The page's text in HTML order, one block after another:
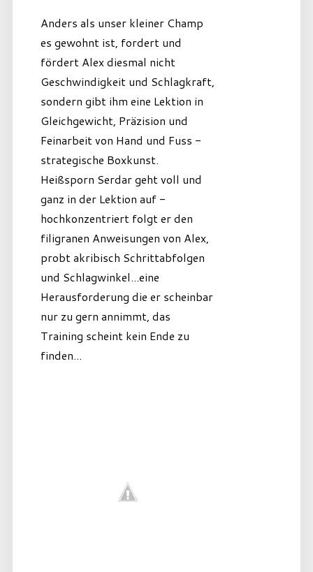
Anders als unser kleiner Champ
es gewohnt ist, fordert und
fördert Alex diesmal nicht
Geschwindigkeit und Schlagkraft,
sondern gibt ihm eine Lektion in
Gleichgewicht, Präzision und
Feinarbeit von Hand und Fuss -
strategische Boxkunst.
Heißsporn Serdar geht voll und
ganz in der Lektion auf -
hochkonzentriert folgt er den
filigranen Anweisungen von Alex,
probt akribisch Schrittabfolgen
und Schlagwinkel...eine
Herausforderung die er scheinbar
nur zu gern annimmt, das
Training scheint kein Ende zu
finden...